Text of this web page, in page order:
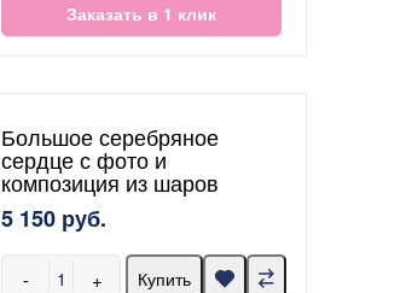
Заказать в 1 клик
Большое серебряное
сердце с фото и
композиция из шаров
5 150 руб.
- +
Купить